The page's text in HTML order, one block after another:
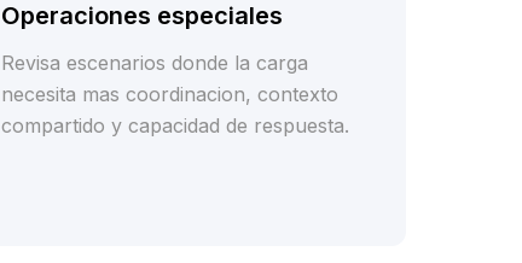
Operaciones especiales
Revisa escenarios donde la carga
necesita mas coordinacion, contexto
compartido y capacidad de respuesta.